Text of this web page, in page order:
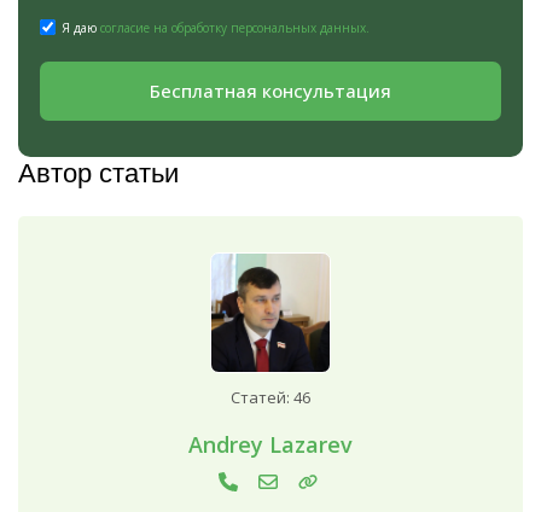
Я даю согласие на обработку персональных данных.
Бесплатная консультация
Автор статьи
Статей: 46
Andrey Lazarev